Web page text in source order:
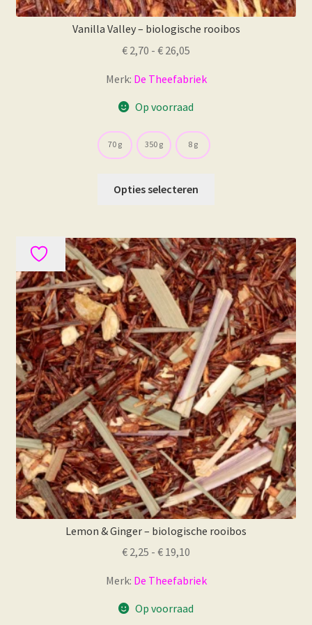
Vanilla Valley – biologische rooibos
€ 2,70 - € 26,05
tot
€ 26,05
Merk: De Theefabriek
Op voorraad
70 g 350 g 8 g
Opties selecteren
variaties.
Deze
optie
kan
gekozen
worden
op
de
productpagina
Lemon & Ginger – biologische rooibos
€ 2,25 - € 19,10
tot
€ 19,10
Merk: De Theefabriek
Op voorraad